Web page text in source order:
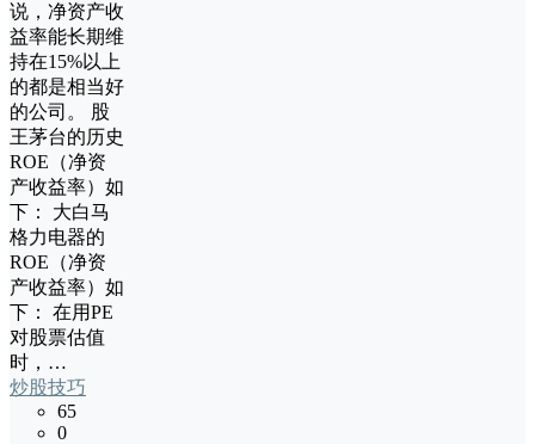
说，净资产收
益率能长期维
持在15%以上
的都是相当好
的公司。 股
王茅台的历史
ROE（净资
产收益率）如
下： 大白马
格力电器的
ROE（净资
产收益率）如
下： 在用PE
对股票估值
时，…
炒股技巧
65
0